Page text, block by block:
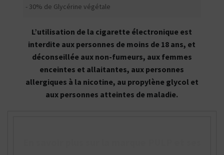
- 30% de Glycérine végétale
L’utilisation de la cigarette électronique est
interdite aux personnes de moins de 18 ans, et
déconseillée aux non-fumeurs, aux femmes
enceintes et allaitantes, aux personnes
allergiques à la nicotine, au propylène glycol et
aux personnes atteintes de maladie.